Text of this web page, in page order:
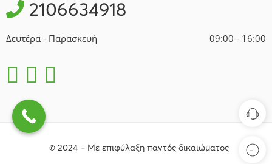
2106634918
Δευτέρα - Παρασκευή 09:00 - 16:00
© 2024 – Με επιφύλαξη παντός δικαιώματος